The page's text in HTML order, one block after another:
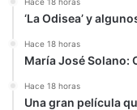
‘La Odisea’ y
Hace 18 horas
María José Solano:
Hace 18 horas
Una gran película